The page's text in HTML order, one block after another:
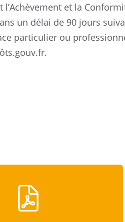
et la
un délai de 90 jours
particulier ou